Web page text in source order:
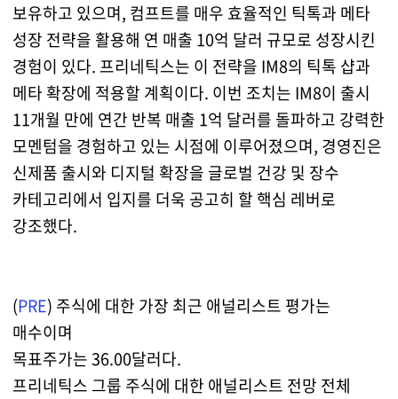
보유하고 있으며, 컴프트를 매우 효율적인 틱톡과 메타
성장 전략을 활용해 연 매출 10억 달러 규모로 성장시킨
경험이 있다. 프리네틱스는 이 전략을 IM8의 틱톡 샵과
메타 확장에 적용할 계획이다. 이번 조치는 IM8이 출시
11개월 만에 연간 반복 매출 1억 달러를 돌파하고 강력한
모멘텀을 경험하고 있는 시점에 이루어졌으며, 경영진은
신제품 출시와 디지털 확장을 글로벌 건강 및 장수
카테고리에서 입지를 더욱 공고히 할 핵심 레버로
강조했다.
(PRE) 주식에 대한 가장 최근 애널리스트 평가는
매수이며
목표주가는 36.00달러다.
프리네틱스 그룹 주식에 대한 애널리스트 전망 전체